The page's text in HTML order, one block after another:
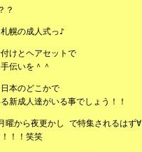
？
幌の成人式っ♪
けとヘアセットで
伝いを＾＾
本のどこかで
新成人達がいる事でしょう！！
曜から夜更かし で特集されるはず∀
！！笑笑